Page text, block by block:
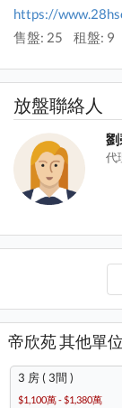
https://
售盤: 25
租盤: 9
放盤聯絡人
代
帝欣苑 其他單位
3 房 ( 3間 )
$1,100萬 - $1,380萬